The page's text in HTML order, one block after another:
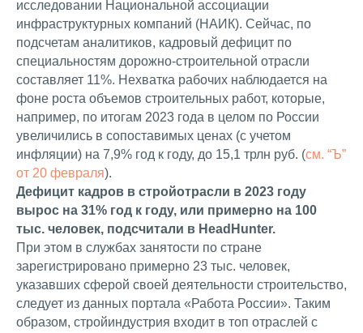
исследовании Национальной ассоциации
инфраструктурных компаний (НАИК). Сейчас, по
подсчетам аналитиков, кадровый дефицит по
специальностям дорожно-строительной отрасли
составляет 11%. Нехватка рабочих наблюдается на
фоне роста объемов строительных работ, которые,
например, по итогам 2023 года в целом по России
увеличились в сопоставимых ценах (с учетом
инфляции) на 7,9% год к году, до 15,1 трлн руб. (см. “Ъ”
от 20 февраля).
Дефицит кадров в стройотрасли в 2023 году
вырос на 31% год к году, или примерно на 100
тыс. человек, подсчитали в HeadHunter.
При этом в службах занятости по стране
зарегистрировано примерно 23 тыс. человек,
указавших сферой своей деятельности строительство,
следует из данных портала «Работа России». Таким
образом, стройиндустрия входит в топ отраслей с